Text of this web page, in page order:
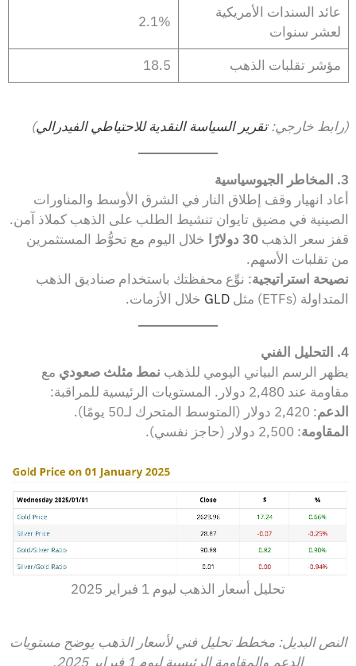
عائد السندات الأمريكية
لعشر سنوات
2.1%
مؤشر تقلبات الذهب 18.5
(رابط خارجي:تقرير السياسة النقدية للاحتياطي الفيدرالي)
3. المخاطر الجيوسياسية
أعاد انهيار وقف إطلاق النار في الشرق الأوسط والمناورات
الصينية في مضيق تايوان تنشيط الطلب على الذهب كملاذ آمن.
قفز سعر الذهب30 دولارًا
خلال اليوم مع تحوُّط المستثمرين
من تقلبات الأسهم.
نصيحة استراتيجية: نوِّع محفظتك باستخدام صناديق الذهب
المتداولة (ETFs) مثل
GLD خلال الأزمات.
4. التحليل الفني
يظهر الرسم البياني اليومي للذهب نمط مثلث صعودي مع
مقاومة عند 2,480 دولار. المستويات الرئيسية للمراقبة:
الدعم: 2,420 دولار (المتوسط المتحرك لـ50 يومًا).
المقاومة: 2,500 دولار (حاجز نفسي).
تحليل أسعار الذهب ليوم 1 فبراير 2025
النص البديل: مخطط تحليل فني لأسعار الذهب يوضح مستويات
الدعم والمقاومة الرئيسية ليوم 1 فبراير 2025.